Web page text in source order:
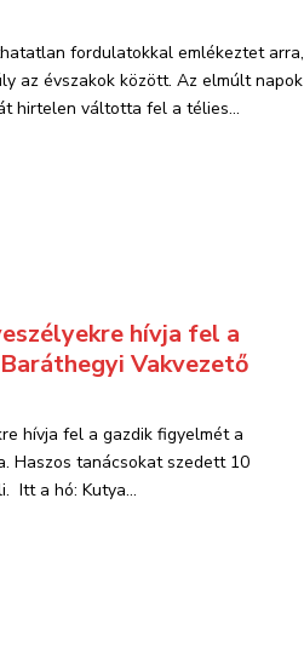
fordulatokkal emlékeztet arra,
az évszakok között. Az elmúlt napok
hirtelen váltotta fel a télies...
hívja fel a
Vakvezető
hívja fel a gazdik figyelmét a
Haszos tanácsokat szedett 10
Itt a hó: Kutya...